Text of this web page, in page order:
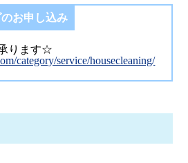
お申し込み
ります☆
category/service/housecleaning/